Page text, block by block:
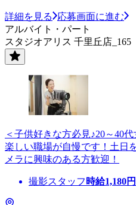
詳細を見る
応募画面に進む
アルバイト・パート
スタジオアリス 千里丘店_165
＜子供好きな方必見♪20～40
楽しい職場が自慢です！土日
メラに興味のある方歓迎！
撮影スタッフ 時給1,180